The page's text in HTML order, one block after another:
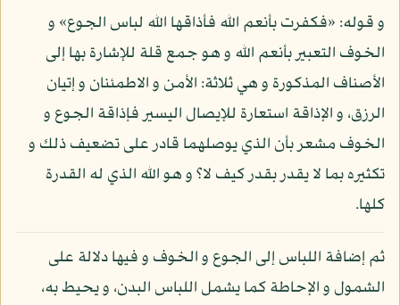
و قوله: «فكفرت بأنعم الله فأذاقها الله لباس الجوع» و
الخوف التعبير بأنعم الله و هو جمع قلة للإشارة بها إلى
الأصناف المذكورة و هي ثلاثة: الأمن و الاطمئنان و إتيان
الرزق، و الإذاقة استعارة للإيصال اليسير فإذاقة الجوع و
الخوف مشعر بأن الذي يوصلهما قادر على تضعيف ذلك و
تكثيره بما لا يقدر بقدر كيف لا؟ و هو الله الذي له القدرة
كلها.
ثم إضافة اللباس إلى الجوع و الخوف و فيها دلالة على
الشمول و الإحاطة كما يشمل اللباس البدن، و يحيط به،